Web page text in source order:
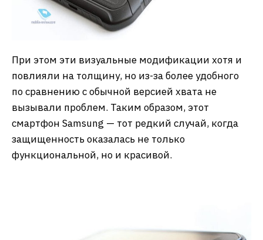
При этом эти визуальные модификации хотя и
повлияли на толщину, но из-за более удобного
по сравнению с обычной версией хвата не
вызывали проблем. Таким образом, этот
смартфон Samsung — тот редкий случай, когда
защищенность оказалась не только
функциональной, но и красивой.